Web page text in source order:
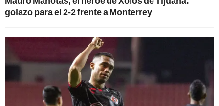
golazo para el 2-2 frente a Monterrey